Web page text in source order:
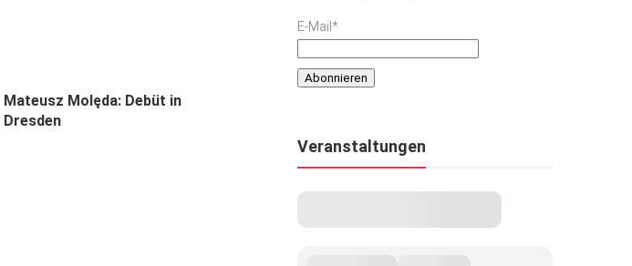
Mateusz Molęda: Debüt in
Dresden
E-Mail*
Veranstaltungen